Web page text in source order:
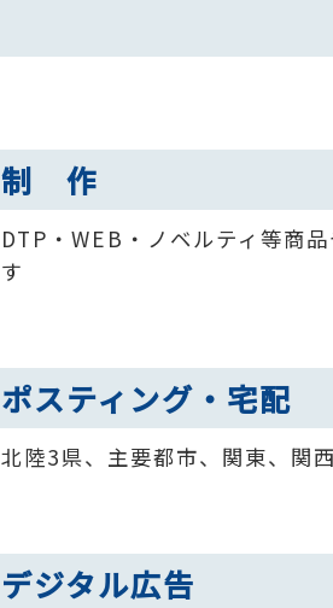
制 作
DTP・WEB・ノベルティ等商
す
ポスティング・宅配
北陸3県、主要都市、関東、関
デジタル広告